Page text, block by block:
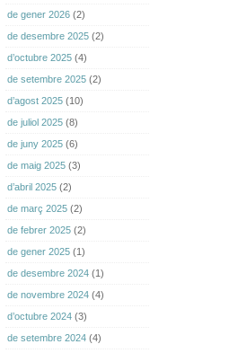
de gener 2026 (2)
de desembre 2025 (2)
d’octubre 2025 (4)
de setembre 2025 (2)
d’agost 2025 (10)
de juliol 2025 (8)
de juny 2025 (6)
de maig 2025 (3)
d’abril 2025 (2)
de març 2025 (2)
de febrer 2025 (2)
de gener 2025 (1)
de desembre 2024 (1)
de novembre 2024 (4)
d’octubre 2024 (3)
de setembre 2024 (4)